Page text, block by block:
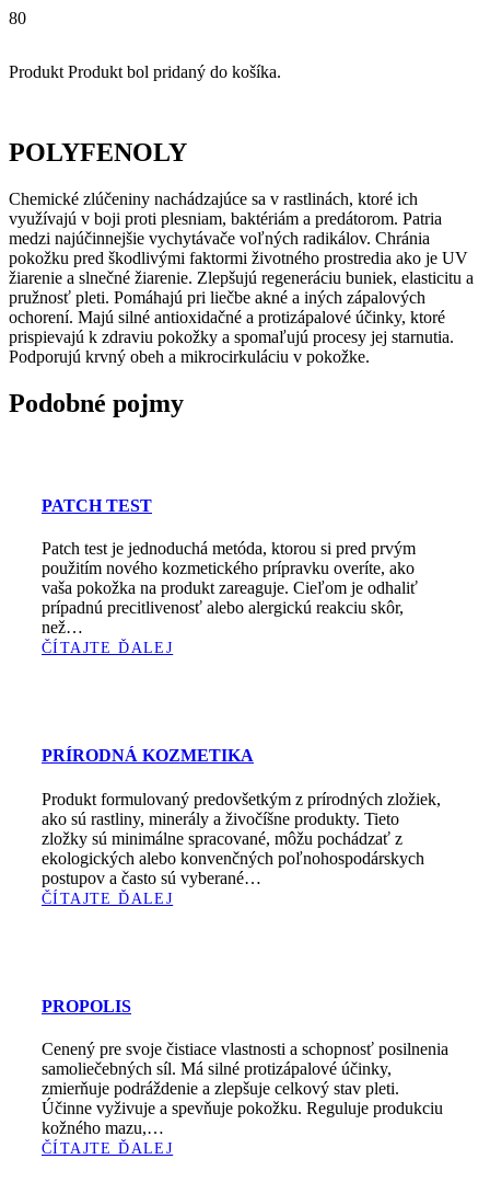
Produkt Produkt bol pridaný do košíka.
POLYFENOLY
Chemické zlúčeniny nachádzajúce sa v rastlinách, ktoré ich
využívajú v boji proti plesniam, baktériám a predátorom. Patria
medzi najúčinnejšie vychytávače voľných radikálov. Chránia
pokožku pred škodlivými faktormi životného prostredia ako je UV
žiarenie a slnečné žiarenie. Zlepšujú regeneráciu buniek, elasticitu a
pružnosť pleti. Pomáhajú pri liečbe akné a iných zápalových
ochorení. Majú silné antioxidačné a protizápalové účinky, ktoré
prispievajú k zdraviu pokožky a spomaľujú procesy jej starnutia.
Podporujú krvný obeh a mikrocirkuláciu v pokožke.
Podobné pojmy
PATCH TEST
Patch test je jednoduchá metóda, ktorou si pred prvým
použitím nového kozmetického prípravku overíte, ako
vaša pokožka na produkt zareaguje. Cieľom je odhaliť
prípadnú precitlivenosť alebo alergickú reakciu skôr,
než…
ČÍTAJTE ĎALEJ
PRÍRODNÁ KOZMETIKA
Produkt formulovaný predovšetkým z prírodných zložiek,
ako sú rastliny, minerály a živočíšne produkty. Tieto
zložky sú minimálne spracované, môžu pochádzať z
ekologických alebo konvenčných poľnohospodárskych
postupov a často sú vyberané…
ČÍTAJTE ĎALEJ
PROPOLIS
Cenený pre svoje čistiace vlastnosti a schopnosť posilnenia
samoliečebných síl. Má silné protizápalové účinky,
zmierňuje podráždenie a zlepšuje celkový stav pleti.
Účinne vyživuje a spevňuje pokožku. Reguluje produkciu
kožného mazu,…
ČÍTAJTE ĎALEJ